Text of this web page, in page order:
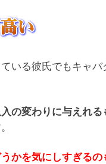
いる彼氏でもキャ
の変わりに与えれる
かを気にしすぎるの